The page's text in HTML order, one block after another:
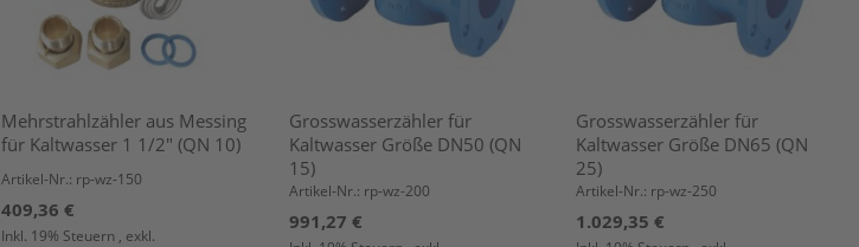
Mehrstrahlzähler aus Messing
für Kaltwasser 1 1/2" (QN 10)
Artikel-Nr.: rp-wz-150
409,36 €
Inkl. 19% Steuern , exkl.
Grosswasserzähler für
Kaltwasser Größe DN50 (QN
15)
Artikel-Nr.: rp-wz-200
991,27 €
Grosswasserzähler für
Kaltwasser Größe DN65 (QN
25)
Artikel-Nr.: rp-wz-250
1.029,35 €